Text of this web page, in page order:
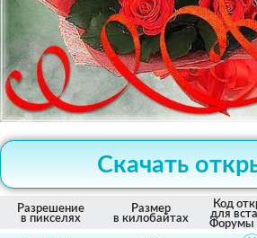
Скачать
Разрешение
в пикселях
Размер
в килобайтах
Код
для
Форумы